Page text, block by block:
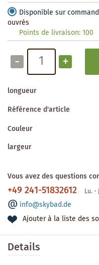
Disponible sur
ouvrés
Points de livraison:100
- +
longueur
Référence d'article
Couleur
largeur
Vous avez des questions
+49 241-51832612 Lu. -
info@skybad.de
Ajouter à la liste des
Details